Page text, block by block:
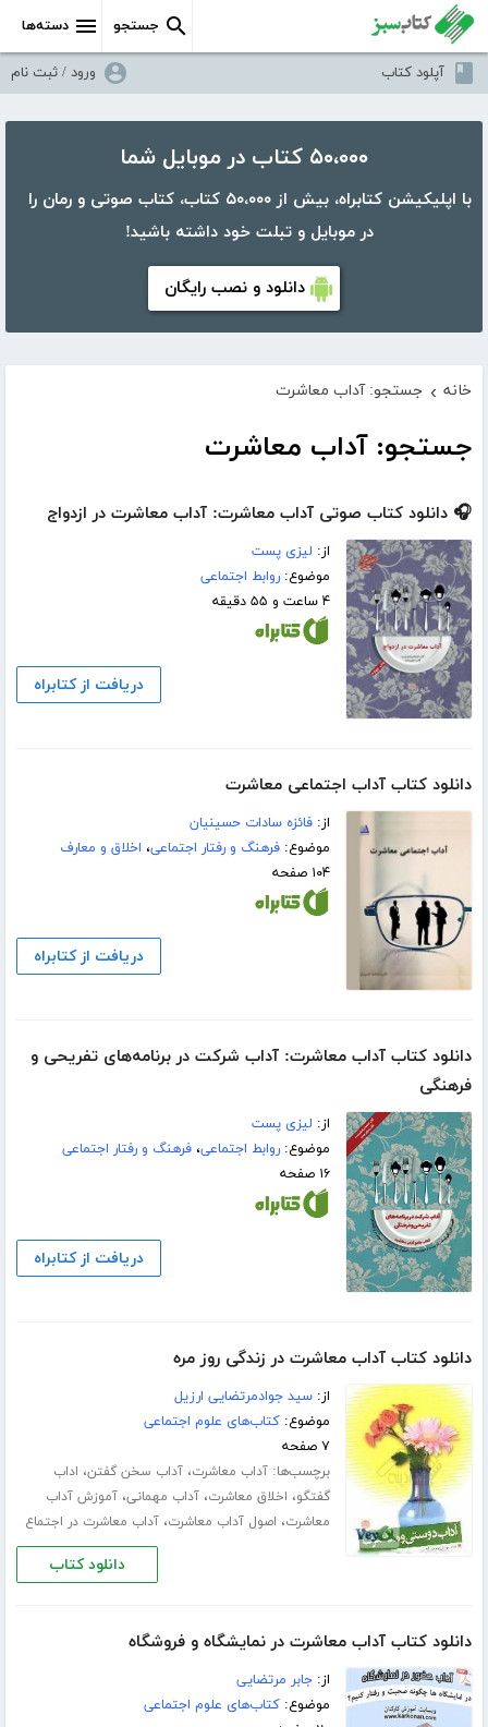
دسته‌ها جستجو
آپلود کتاب ورود / ثبت نام
۵۰،۰۰۰ کتاب در موبایل شما
با اپلیکیشن کتابراه، بیش از ۵۰،۰۰۰ کتاب، کتاب صوتی و رمان را
در موبایل و تبلت خود داشته باشید!
دانلود و نصب رایگان
خانه › جستجو: آداب معاشرت
جستجو: آداب معاشرت
🎧 دانلود کتاب صوتی آداب معاشرت: آداب معاشرت در ازدواج
از: لیزی پست
موضوع:روابط اجتماعی
۴ ساعت و ۵۵ دقیقه
دریافت از کتابراه
دانلود کتاب آداب اجتماعی معاشرت
از:فائزه سادات حسینیان
موضوع:فرهنگ و رفتار اجتماعی، اخلاق و معارف
۱۰۴ صفحه
دریافت از کتابراه
دانلود کتاب آداب معاشرت: آداب شرکت در برنامه‌های تفریحی و
فرهنگی
از: لیزی پست
موضوع:روابط اجتماعی،فرهنگ و رفتار اجتماعی
۱۶ صفحه
دریافت از کتابراه
دانلود کتاب آداب معاشرت در زندگی روز مره
از:سید جوادمرتضایی ارزیل
موضوع:کتاب‌های علوم اجتماعی
۷ صفحه
برچسب‌ها:آداب معاشرت،آداب سخن گفتن، اداب
گفتگو، اخلاق معاشرت،آداب مهمانی،آموزش آداب
معاشرت، اصول آداب معاشرت،آداب معاشرت در اجتماع
دانلود کتاب
دانلود کتاب آداب معاشرت در نمایشگاه و فروشگاه
از:جابر مرتضایی
موضوع:کتاب‌های علوم اجتماعی